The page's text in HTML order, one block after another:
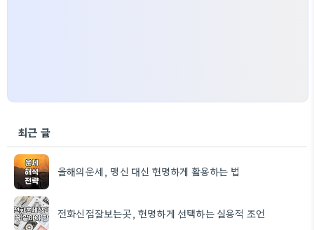
최근 글
올해의운세, 맹신 대신 현명하게 활용하는 법
전화신점잘보는곳, 현명하게 선택하는 실용적 조언